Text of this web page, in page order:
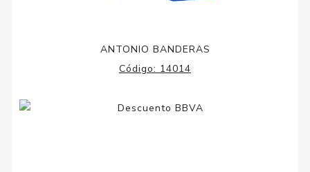
ANTONIO BANDERAS
Código: 14014